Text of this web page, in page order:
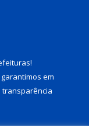
!
em
transparência